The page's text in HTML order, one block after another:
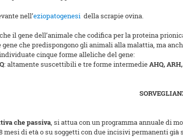
nell’eziopatogenesi della scrapie ovina.
il gene dell’animale che codifica per la proteina
che predispongono gli animali alla malattia, ma
cinque forme alleliche del gene:
: altamente suscettibili e tre forme intermedieAHQ,
che passiva, si attua con un programma annuale di
mesi di età o su soggetti con due incisivi permanenti già